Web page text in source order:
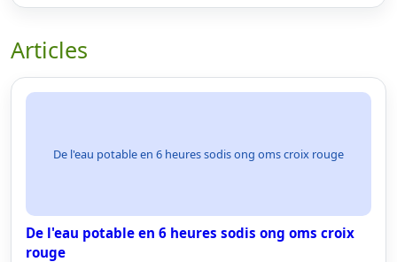
Articles
De l'eau potable en 6 heures sodis ong oms croix rouge
De l'eau potable en 6 heures sodis ong oms croix
rouge